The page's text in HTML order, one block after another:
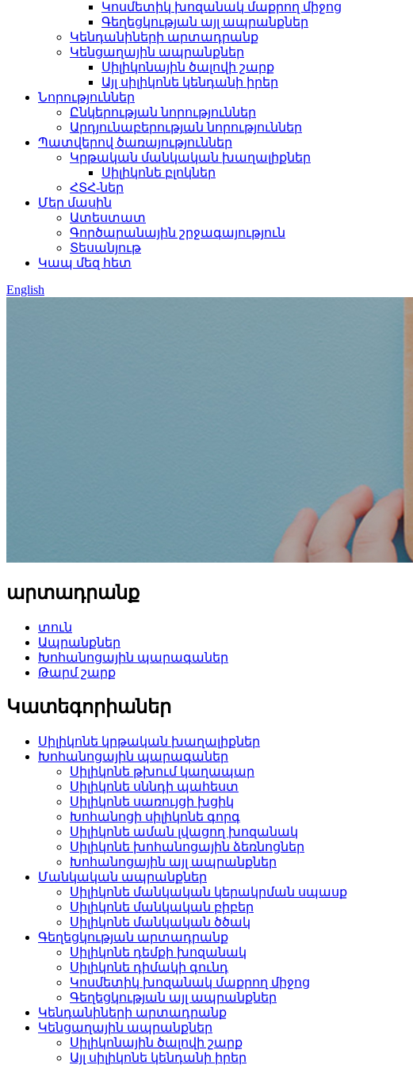
Կոսմետիկ խոզանակ մաքրող միջոց
Գեղեցկության այլ ապրանքներ
Կենդանիների արտադրանք
Կենցաղային ապրանքներ
Սիլիկոնային ծալովի շարք
Այլ սիլիկոնե կենդանի իրեր
Նորություններ
Ընկերության նորություններ
Արդյունաբերության նորություններ
Պատվերով ծառայություններ
Կրթական մանկական խաղալիքներ
Սիլիկոնե բլոկներ
ՀՏՀ-ներ
Մեր մասին
Ատեստատ
Գործարանային շրջագայություն
Տեսանյութ
Կապ մեզ հետ
English
արտադրանք
տուն
Ապրանքներ
Խոհանոցային պարագաներ
Թարմ շարք
Կատեգորիաներ
Սիլիկոնե կրթական խաղալիքներ
Խոհանոցային պարագաներ
Սիլիկոնե թխում կաղապար
Սիլիկոնե սննդի պահեստ
Սիլիկոնե սառույցի խցիկ
Խոհանոցի սիլիկոնե գորգ
Սիլիկոնե աման լվացող խոզանակ
Սիլիկոնե խոհանոցային ձեռնոցներ
Խոհանոցային այլ ապրանքներ
Մանկական ապրանքներ
Սիլիկոնե մանկական կերակրման սպասք
Սիլիկոնե մանկական բիբեր
Սիլիկոնե մանկական ծծակ
Գեղեցկության արտադրանք
Սիլիկոնե դեմքի խոզանակ
Սիլիկոնե դիմակի գունդ
Կոսմետիկ խոզանակ մաքրող միջոց
Գեղեցկության այլ ապրանքներ
Կենդանիների արտադրանք
Կենցաղային ապրանքներ
Սիլիկոնային ծալովի շարք
Այլ սիլիկոնե կենդանի իրեր